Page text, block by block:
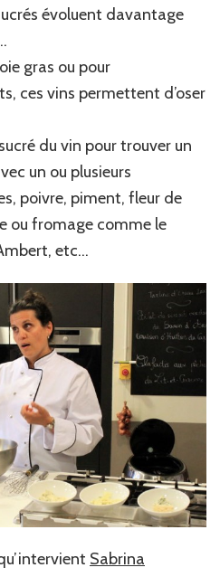
évoluent davantage
gras ou pour
ces vins permettent d’oser
du vin pour trouver un
un ou plusieurs
poivre, piment, fleur de
ou fromage comme le
etc…
Sabrina